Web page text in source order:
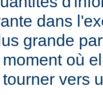
dans
grande
où
vers